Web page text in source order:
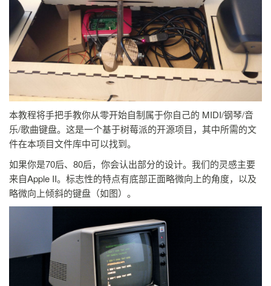
本教程将手把手教你从零开始自制属于你自己的 MIDI/钢琴/音
乐/歌曲键盘。这是一个基于树莓派的开源项目，其中所需的文
件在本项目文件库中可以找到。
如果你是70后、80后，你会认出部分的设计。我们的灵感主要
来自Apple II。标志性的特点有底部正面略微向上的角度，以及
略微向上倾斜的键盘（如图）。